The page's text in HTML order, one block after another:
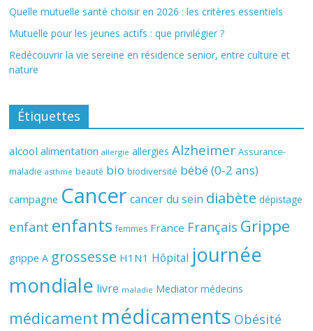
Quelle mutuelle santé choisir en 2026 : les critères essentiels
Mutuelle pour les jeunes actifs : que privilégier ?
Redécouvrir la vie sereine en résidence senior, entre culture et
nature
Étiquettes
alcool alimentation allergie allergies Alzheimer Assurance-
maladie asthme beauté bio biodiversité bébé (0-2 ans)
campagne Cancer cancer du sein diabète dépistage
enfant enfants femmes France Français Grippe
grippe A grossesse H1N1 Hôpital journée
mondiale livre maladie Mediator médecins
médicament médicaments Obésité